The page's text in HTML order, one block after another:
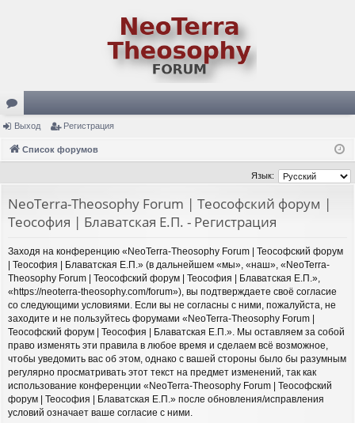
ор
ум
Выход Регистрация
Список форумов
Язык:
NeoTerra-Theosophy Forum | Теософский форум |
Теософия | Блаватская Е.П. - Регистрация
Заходя на конференцию «NeoTerra-Theosophy Forum | Теософский форум
| Теософия | Блаватская Е.П.» (в дальнейшем «мы», «наш», «NeoTerra-
Theosophy Forum | Теософский форум | Теософия | Блаватская Е.П.»,
«https://neoterra-theosophy.com/forum»), вы подтверждаете своё согласие
со следующими условиями. Если вы не согласны с ними, пожалуйста, не
заходите и не пользуйтесь форумами «NeoTerra-Theosophy Forum |
Теософский форум | Теософия | Блаватская Е.П.». Мы оставляем за собой
право изменять эти правила в любое время и сделаем всё возможное,
чтобы уведомить вас об этом, однако с вашей стороны было бы разумным
регулярно просматривать этот текст на предмет изменений, так как
использование конференции «NeoTerra-Theosophy Forum | Теософский
форум | Теософия | Блаватская Е.П.» после обновления/исправления
условий означает ваше согласие с ними.